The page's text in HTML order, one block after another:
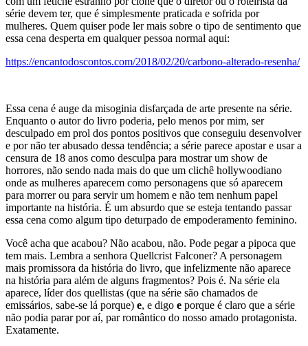
série devem ter, que é simplesmente praticada e sofrida por
mulheres. Quem quiser pode ler mais sobre o tipo de sentimento que
essa cena desperta em qualquer pessoa normal aqui:
https://encantodoscontos.com/2018/02/20/carbono-alterado-resenha/
Essa cena é auge da misoginia disfarçada de arte presente na série.
Enquanto o autor do livro poderia, pelo menos por mim, ser
desculpado em prol dos pontos positivos que conseguiu desenvolver
e por não ter abusado dessa tendência; a série parece apostar e usar a
censura de 18 anos como desculpa para mostrar um show de
horrores, não sendo nada mais do que um clichê hollywoodiano
onde as mulheres aparecem como personagens que só aparecem
para morrer ou para servir um homem e não tem nenhum papel
importante na história. É um absurdo que se esteja tentando passar
essa cena como algum tipo deturpado de empoderamento feminino.
Você acha que acabou? Não acabou, não. Pode pegar a pipoca que
tem mais. Lembra a senhora Quellcrist Falconer? A personagem
mais promissora da história do livro, que infelizmente não aparece
na história para além de alguns fragmentos? Pois é. Na série ela
aparece, líder dos quellistas (que na série são chamados de
emissários, sabe-se lá porque) e, e digo e porque é claro que a série
não podia parar por aí, par romântico do nosso amado protagonista.
Exatamente.